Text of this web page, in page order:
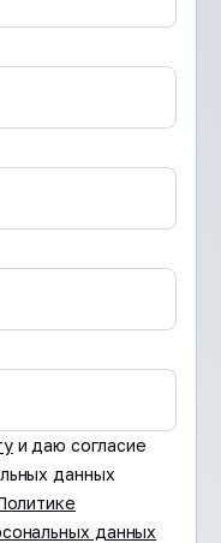
и даю согласие
данных
данных